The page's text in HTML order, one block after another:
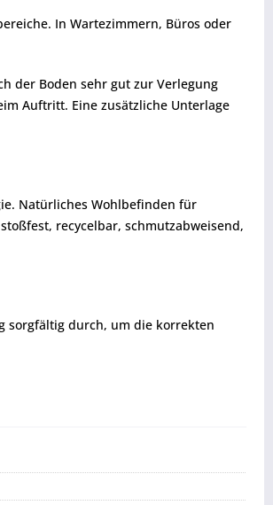
In Wartezimmern, Büros oder
der Boden sehr gut zur Verlegung
Auftritt. Eine zusätzliche Unterlage
Natürliches Wohlbefinden für
recycelbar, schmutzabweisend,
sorgfältig durch, um die korrekten